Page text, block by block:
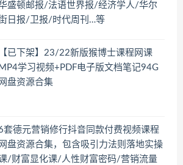
盛顿邮报/法语世界报/经济学人/华尔
日报/卫报/时代周刊…等
【已下架】23/22新版猴博士课程网课
MP4学习视频+PDF电子版文档笔记94G
网盘资源合集
套德元营销修行抖音同款付费视频课程
网盘资源合集，包含吸引力法则落地实操
/财富显化课/人性财富密码/营销流量